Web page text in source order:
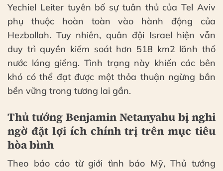
Yechiel Leiter tuyên bố sự tuân thủ của Tel Aviv
phụ thuộc hoàn toàn vào hành động của
Hezbollah. Tuy nhiên, quân đội Israel hiện vẫn
duy trì quyền kiểm soát hơn 518 km2 lãnh thổ
nước láng giềng. Tình trạng này khiến các bên
khó có thể đạt được một thỏa thuận ngừng bắn
bền vững trong tương lai gần.
Thủ tướng Benjamin Netanyahu bị nghi
ngờ đặt lợi ích chính trị trên mục tiêu
hòa bình
Theo báo cáo từ giới tình báo Mỹ, Thủ tướng